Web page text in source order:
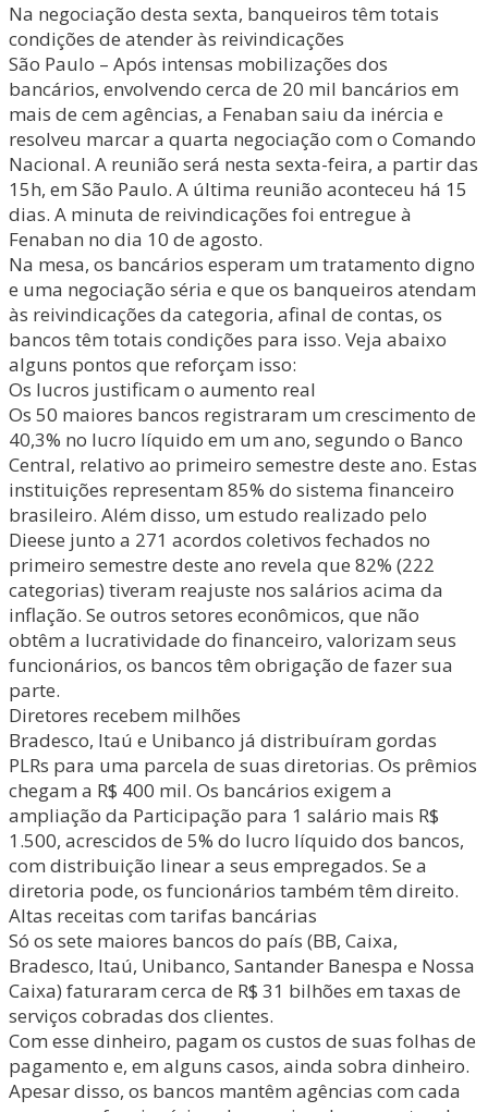
Na negociação desta sexta, banqueiros têm totais
condições de atender às reivindicações
São Paulo – Após intensas mobilizações dos
bancários, envolvendo cerca de 20 mil bancários em
mais de cem agências, a Fenaban saiu da inércia e
resolveu marcar a quarta negociação com o Comando
Nacional. A reunião será nesta sexta-feira, a partir das
15h, em São Paulo. A última reunião aconteceu há 15
dias. A minuta de reivindicações foi entregue à
Fenaban no dia 10 de agosto.
Na mesa, os bancários esperam um tratamento digno
e uma negociação séria e que os banqueiros atendam
às reivindicações da categoria, afinal de contas, os
bancos têm totais condições para isso. Veja abaixo
alguns pontos que reforçam isso:
Os lucros justificam o aumento real
Os 50 maiores bancos registraram um crescimento de
40,3% no lucro líquido em um ano, segundo o Banco
Central, relativo ao primeiro semestre deste ano. Estas
instituições representam 85% do sistema financeiro
brasileiro. Além disso, um estudo realizado pelo
Dieese junto a 271 acordos coletivos fechados no
primeiro semestre deste ano revela que 82% (222
categorias) tiveram reajuste nos salários acima da
inflação. Se outros setores econômicos, que não
obtêm a lucratividade do financeiro, valorizam seus
funcionários, os bancos têm obrigação de fazer sua
parte.
Diretores recebem milhões
Bradesco, Itaú e Unibanco já distribuíram gordas
PLRs para uma parcela de suas diretorias. Os prêmios
chegam a R$ 400 mil. Os bancários exigem a
ampliação da Participação para 1 salário mais R$
1.500, acrescidos de 5% do lucro líquido dos bancos,
com distribuição linear a seus empregados. Se a
diretoria pode, os funcionários também têm direito.
Altas receitas com tarifas bancárias
Só os sete maiores bancos do país (BB, Caixa,
Bradesco, Itaú, Unibanco, Santander Banespa e Nossa
Caixa) faturaram cerca de R$ 31 bilhões em taxas de
serviços cobradas dos clientes.
Com esse dinheiro, pagam os custos de suas folhas de
pagamento e, em alguns casos, ainda sobra dinheiro.
Apesar disso, os bancos mantêm agências com cada